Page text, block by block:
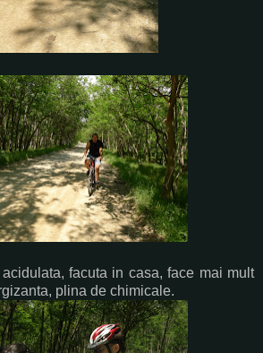
facuta in casa, face mai mult
plina de chimicale.